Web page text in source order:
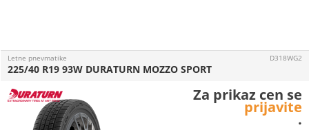
Letne pnevmatike
225/40 R19 93W DURATURN MOZZO SPORT
D318WG2
Za prikaz cen se
prijavite
.